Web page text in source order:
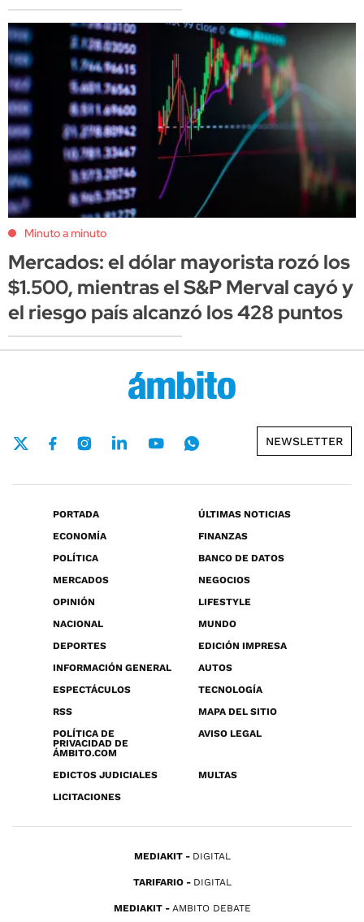
Minuto a minuto
Mercados: el dólar mayorista rozó los
$1.500, mientras el S&P Merval cayó y
el riesgo país alcanzó los 428 puntos
NEWSLETTER
PORTADA
ÚLTIMAS NOTICIAS
ECONOMÍA
FINANZAS
POLÍTICA
BANCO DE DATOS
MERCADOS
NEGOCIOS
OPINIÓN
LIFESTYLE
NACIONAL
MUNDO
DEPORTES
EDICIÓN IMPRESA
INFORMACIÓN GENERAL
AUTOS
ESPECTÁCULOS
TECNOLOGÍA
RSS
MAPA DEL SITIO
POLÍTICA DE
PRIVACIDAD DE
ÁMBITO.COM
AVISO LEGAL
EDICTOS JUDICIALES
MULTAS
LICITACIONES
MEDIAKIT DIGITAL
TARIFARIO DIGITAL
MEDIAKIT AMBITO DEBATE